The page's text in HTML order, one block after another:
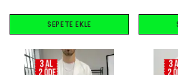
SEPETE EKLE